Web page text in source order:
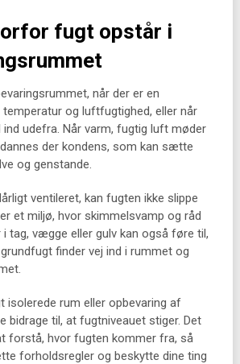
fugt opstår i
når der er en
og luftfugtighed, eller når
udefra. Når varm, fugtig luft møder
der kondens, som kan sætte
og genstande.
ventileret, kan fugten ikke slippe
et miljø, hvor skimmelsvamp og råd
tag, vægge eller gulv kan også føre til,
finder vej ind i rummet og
isolerede rum eller opbevaring af
bidrage til, at fugtniveauet stiger. Det
forstå, hvor fugten kommer fra, så
forholdsregler og beskytte dine ting